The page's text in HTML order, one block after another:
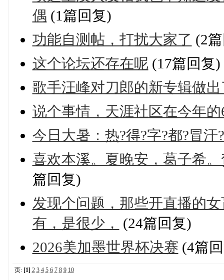
偶 (1篇回复)
功能自测帖，打扰大家了 (2
这个论坛还存在呢 (17篇回复)
歌手汪峰对刀郎的新专辑做
说个事情，天涯社区在今年
今日大暑：热?得?字?都?冒汗
喜欢本溪。夏晚安，葛子希
篇回复)
发现个问题，那些开直播的
有，是很少，
(24篇回复)
2026美加墨世界杯决赛 (4篇
页: [1] 2 3 4 5 6 7 8 9 10